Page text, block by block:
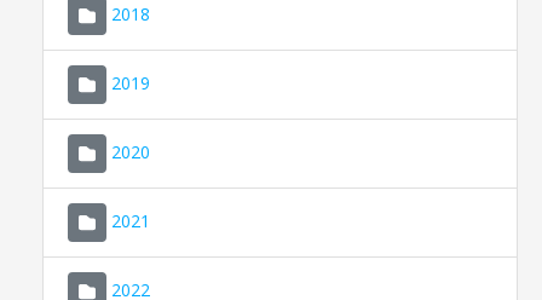
2018
2019
2020
2021
2022